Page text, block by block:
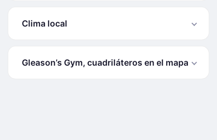
Clima local
Gleason’s Gym, cuadriláteros en el mapa